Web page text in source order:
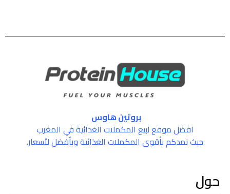
بروتين هاوس
افضل موقع لبيع المكملات الغذائية في المغرب
حيث نمدكم بأقوى المكملات الغذائية وبأفضل لأسعار.
حول